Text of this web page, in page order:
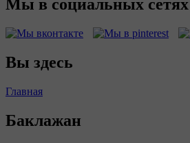
Мы в социальных сетях
Вы здесь
Главная
Баклажан